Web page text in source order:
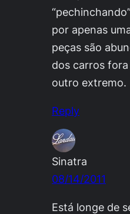
por apenas
peças são
dos carros
outro extremo.
Reply
Sinatra
08/14/2011
Está longe de